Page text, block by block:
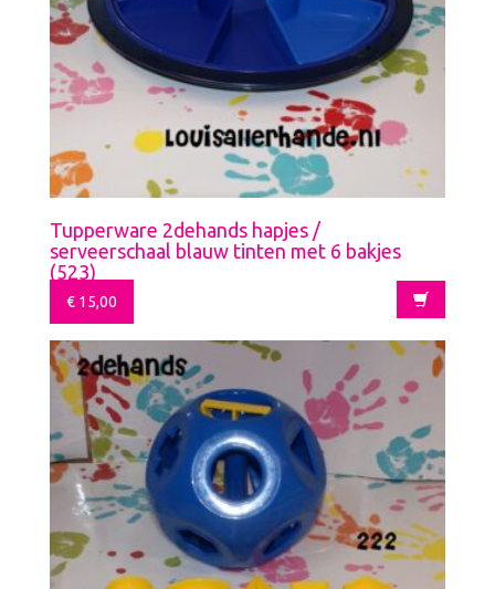
Tupperware 2dehands hapjes /
serveerschaal blauw tinten met 6 bakjes
(523)
€ 15,00